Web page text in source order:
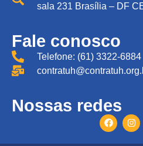
sala 231 Brasília – DF
Fale conosco
Telefone: (61) 3322-6884
Nossas redes